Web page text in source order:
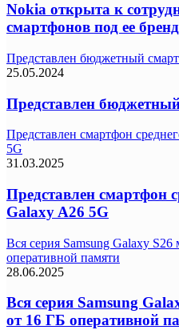
Nokia открыта к
смартфонов под ее
Представлен бюджетный
25.05.2024
Представлен
Представлен смартфон
5G
31.03.2025
Представлен смартфон
Galaxy A26 5G
Вся серия Samsung Galaxy
оперативной памяти
28.06.2025
Вся серия Samsung
от 16 ГБ оперативной